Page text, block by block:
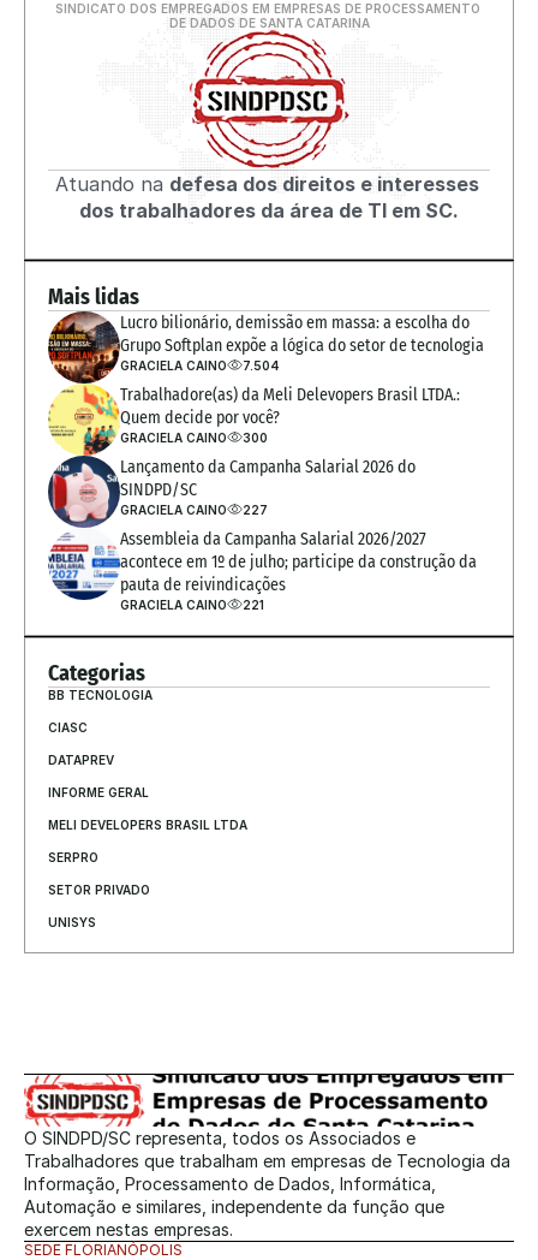
SINDICATO DOS EMPREGADOS EM EMPRESAS DE PROCESSAMENTO
DE DADOS DE SANTA CATARINA
Atuando na defesa dos direitos e interesses
dos trabalhadores da área de TI em SC.
Mais lidas
Lucro bilionário, demissão em massa: a escolha do
Grupo Softplan expõe a lógica do setor de tecnologia
GRACIELA CAINO 7.504
Trabalhadore(as) da Meli Delevopers Brasil LTDA.:
Quem decide por você?
GRACIELA CAINO 300
Lançamento da Campanha Salarial 2026 do
SINDPD/SC
GRACIELA CAINO 227
Assembleia da Campanha Salarial 2026/2027
acontece em 1º de julho; participe da construção da
pauta de reivindicações
GRACIELA CAINO 221
Categorias
BB TECNOLOGIA
CIASC
DATAPREV
INFORME GERAL
MELI DEVELOPERS BRASIL LTDA
SERPRO
SETOR PRIVADO
UNISYS
O SINDPD/SC representa, todos os Associados e
Trabalhadores que trabalham em empresas de Tecnologia da
Informação, Processamento de Dados, Informática,
Automação e similares, independente da função que
exercem nestas empresas.
SEDE FLORIANÓPOLIS